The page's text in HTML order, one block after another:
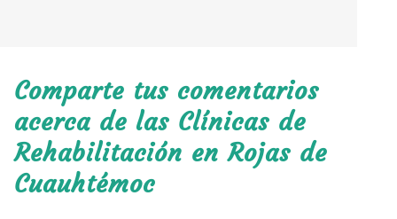
Comparte tus comentarios
acerca de las Clínicas de
Rehabilitación en Rojas de
Cuauhtémoc